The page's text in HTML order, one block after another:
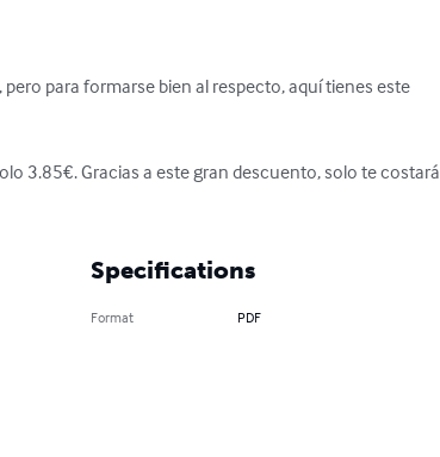
para formarse bien al respecto, aquí tienes este
3.85€. Gracias a este gran descuento, solo te costará
Specifications
Format PDF